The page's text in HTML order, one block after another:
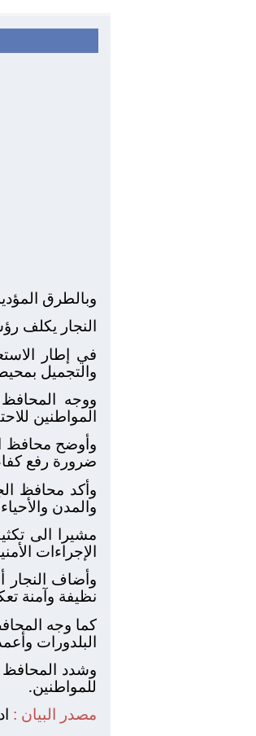
وبالطرق
النجار يكلف
في إطار
والتجميل
ووجه
المواطنين
وأوضح محافظ
ضرورة رفع
وأكد محافظ
والمدن
مشيرا الى
الإجراءات
وأضاف النجار
نظيفة وآمنة
كما وجه
البلدورات
وشدد
للمواطنين.
مصدر البيان :